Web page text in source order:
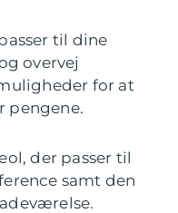
til dine
overvej
for at
pengene.
der passer til
samt den